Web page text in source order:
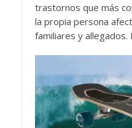
trastornos que más
la propia persona
familiares y allegados.